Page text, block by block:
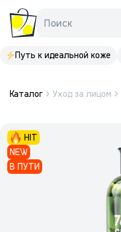
Поиск
Путь к идеальной коже
Каталог Уход за лицом
HIT
NEW
В ПУТИ